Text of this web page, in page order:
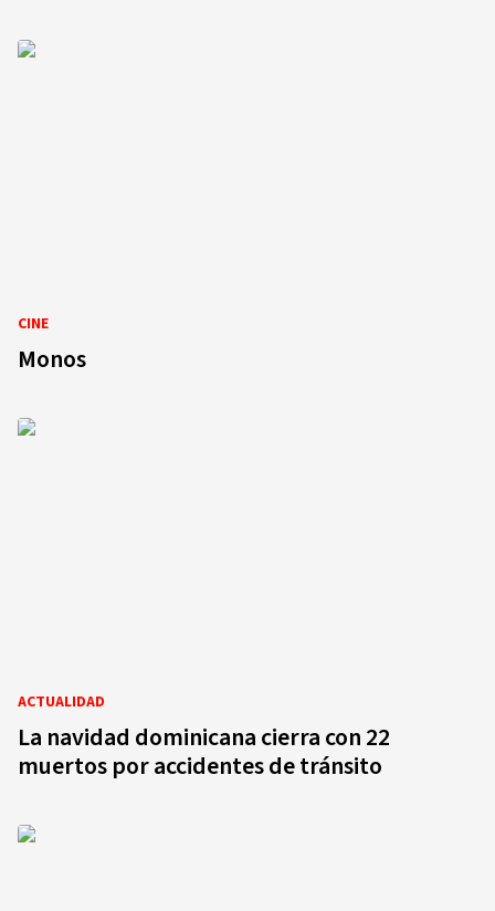
CINE
Monos
ACTUALIDAD
La navidad dominicana cierra con 22
muertos por accidentes de tránsito